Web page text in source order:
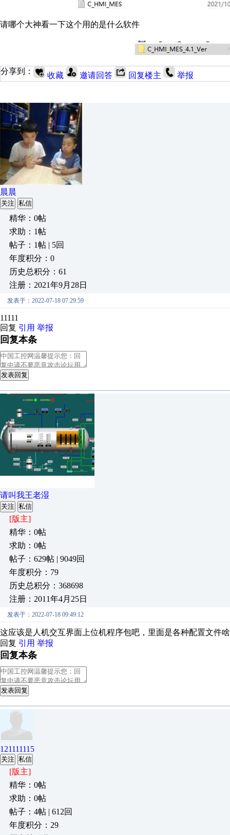
请哪个大神看一下这个用的是什么软件
分享到： 收藏 邀请回答 回复楼主 举报
晨晨
关注 私信
精华：0帖
求助：1帖
帖子：1帖 | 5回
年度积分：0
历史总积分：61
注册：2021年9月28日
发表于：2022-07-18 07:29:59
11111
回复 引用 举报
回复本条
发表回复
请叫我王老湿
关注 私信
[版主]
精华：0帖
求助：0帖
帖子：629帖 | 9049回
年度积分：79
历史总积分：368698
注册：2011年4月25日
发表于：2022-07-18 09:49:12
这应该是人机交互界面上位机程序包吧，里面是各种配置文件
回复 引用 举报
回复本条
发表回复
121111115
关注 私信
[版主]
精华：0帖
求助：0帖
帖子：4帖 | 612回
年度积分：29